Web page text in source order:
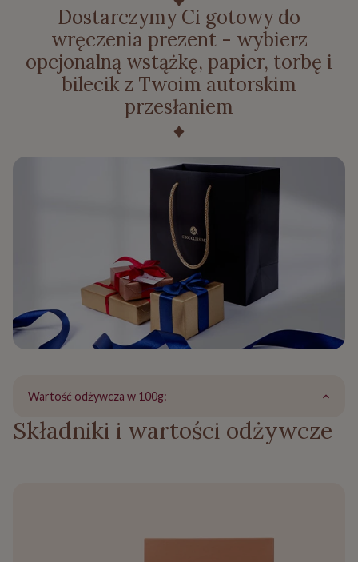
Dostarczymy Ci gotowy do
wręczenia prezent - wybierz
opcjonalną wstążkę, papier, torbę i
bilecik z Twoim autorskim
przesłaniem
Wartość odżywcza w 100g:
Składniki i wartości odżywcze